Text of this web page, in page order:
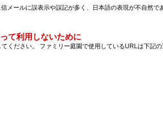
メールに誤表示や誤記が多く、日本語の表現が不自然で
て利用しないために
てください。 ファミリー庭園で使用しているURLは下記